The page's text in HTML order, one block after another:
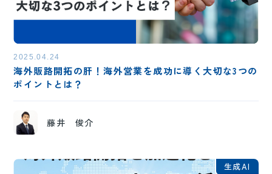
2025.04.24
海外販路開拓の肝！海外営業を成功に導く大切な3つの
ポイントとは？
藤井 俊介
生成AI